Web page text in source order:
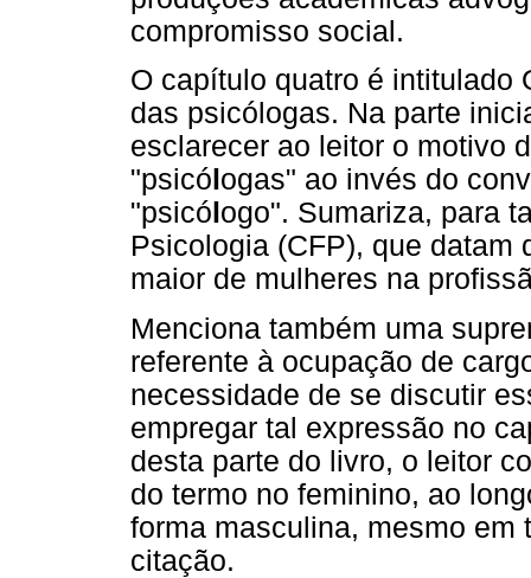
compromisso social.
O capítulo quatro é intitulado
das psicólogas. Na parte
esclarecer ao leitor o motivo
"psicó ogas" ao invés do
"psicó ogo". Sumariza, para
Psicologia (CFP), que datam
maior de mulheres na
Menciona também uma
referente à ocupação de
necessidade de se discutir
empregar tal expressão no
desta parte do livro, o leitor
do termo no feminino, ao
forma masculina, mesmo em
citação.